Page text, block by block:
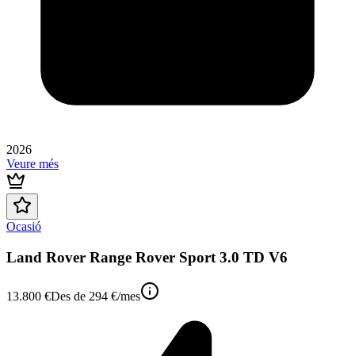
2026
Veure més
Ocasió
Land Rover Range Rover Sport 3.0 TD V6
13.800 €Des de 294 €/mes